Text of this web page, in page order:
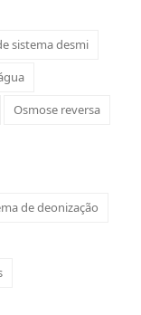
sistema desmi
Osmose reversa
de deonização